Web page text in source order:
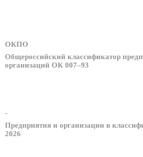
ОКПО
Общероссийский классификатор
организаций ОК 007–93
-
Предприятия и организации в
2026